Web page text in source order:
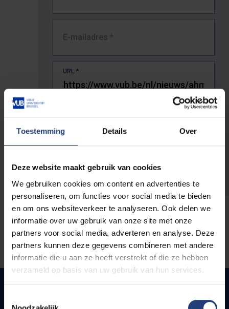
Toestemming Details Over
Deze website maakt gebruik van cookies
We gebruiken cookies om content en advertenties te
personaliseren, om functies voor social media te bieden
en om ons websiteverkeer te analyseren. Ook delen we
informatie over uw gebruik van onze site met onze
partners voor social media, adverteren en analyse. Deze
partners kunnen deze gegevens combineren met andere
informatie die u aan ze heeft verstrekt of die ze hebben
verzameld op basis van uw gebruik van hun services.
E-mailadres *
URL *
De volledige URL van de pagina waar je de fout zag.